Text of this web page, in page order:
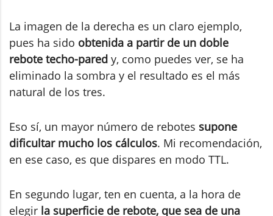
La imagen de la derecha es un claro ejemplo,
pues ha sido obtenida a partir de un doble
rebote techo-pared y, como puedes ver, se ha
eliminado la sombra y el resultado es el más
natural de los tres.
Eso sí, un mayor número de rebotes supone
dificultar mucho los cálculos. Mi recomendación,
en ese caso, es que dispares en modo TTL.
En segundo lugar, ten en cuenta, a la hora de
elegir la superficie de rebote, que sea de una